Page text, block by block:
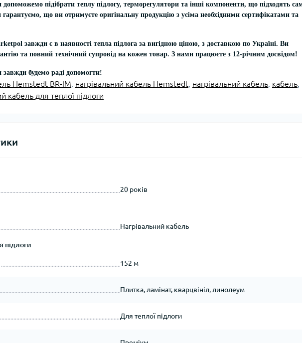
допоможемо підібрати теплу підлогу, терморегулятори та інші компоненти, що підходять
що ви отримуєте оригінальну продукцію з усіма необхідними сертифікатами та
завжди є в наявності тепла підлога за вигідною ціною, з доставкою по Україні. Ви
та повний технічний супровід на кожен товар. З нами працюєте з 12-річним досвідом!
завжди будемо раді допомогти!
Hemstedt BR-IM, нагрівальний кабель Hemstedt, нагрівальний кабель, кабель,
кабель для теплої підлоги
20 років
Нагрівальний кабель
підлоги
152 м
Плитка, ламінат, кварцвініл, линолеум
Для теплої підлоги